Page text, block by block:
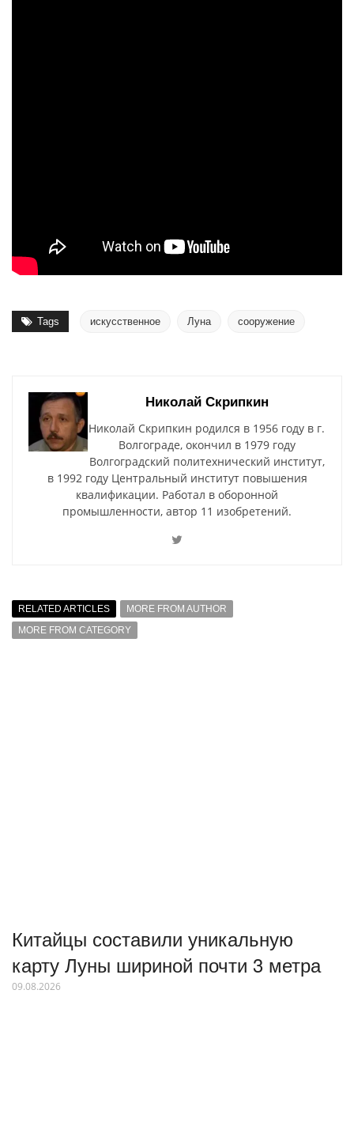
Tags искусственное Луна сооружение
Николай Скрипкин
Николай Скрипкин родился в 1956 году в г.
Волгограде, окончил в 1979 году
Волгоградский политехнический институт,
в 1992 году Центральный институт повышения
квалификации. Работал в оборонной
промышленности, автор 11 изобретений.
RELATED ARTICLES
MORE FROM AUTHOR
MORE FROM CATEGORY
Китайцы составили уникальную
карту Луны шириной почти 3 метра
09.08.2026